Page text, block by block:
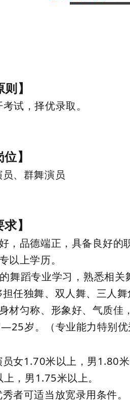
】
试，择优录取。
】
、群舞演员
】
，品德端正，具备良好的
以上学历。
舞蹈专业学习，熟悉相
任独舞、双人舞、三人
材匀称、形象好、气质
岁。（专业能力特别
女1.70米以上，男1.80
，男1.75米以上。
者可适当放宽录用条件。